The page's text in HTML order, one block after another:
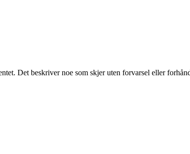
Det beskriver noe som skjer uten forvarsel eller